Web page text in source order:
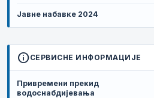
Јавне набавке 2024
infoСЕРВИСНЕ ИНФОРМАЦИЈЕ
Привремени прекид
водоснабдијевања